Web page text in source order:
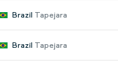
Brazil Tapejara
Brazil Tapejara